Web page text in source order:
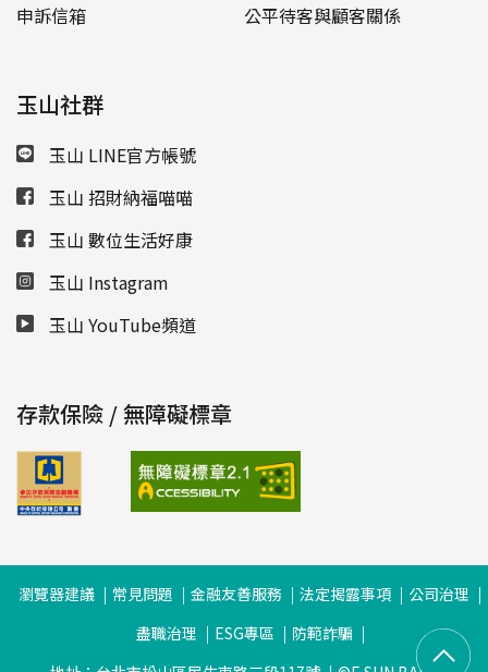
申訴信箱
公平待客與顧客關係
玉山社群
玉山 LINE官方帳號
玉山 招財納福喵喵
玉山 數位生活好康
玉山 Instagram
玉山 YouTube頻道
存款保險 / 無障礙標章
瀏覽器建議 常見問題 金融友善服務 法定揭露事項
公司治理
盡職治理
ESG專區
防範詐騙